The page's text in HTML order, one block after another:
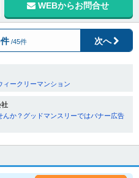
WEBからお問合せ
次へ
/45件
ィークリーマンション
社
か？グッドマンスリーではバナー広告